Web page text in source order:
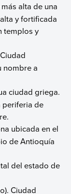
alta de una
y fortificada
templos y
nombre a
ciudad griega.
periferia de
ubicada en el
de Antioquía
del estado de
Ciudad